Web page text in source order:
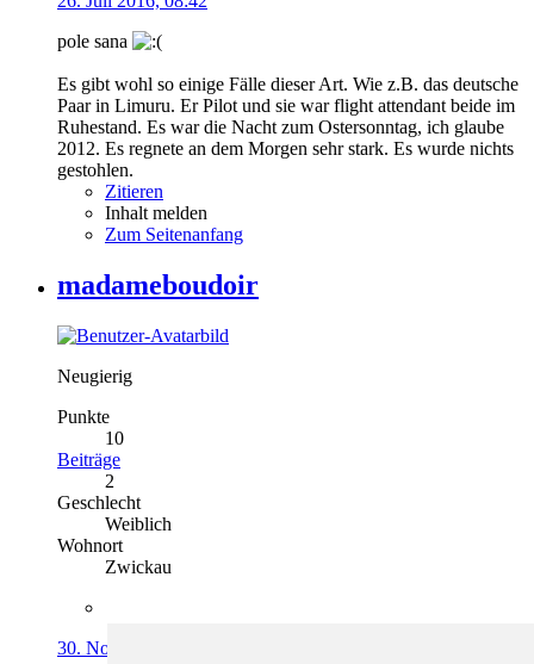
pole sana
Es gibt wohl so einige Fälle dieser Art. Wie z.B. das deutsche
Paar in Limuru. Er Pilot und sie war flight attendant beide im
Ruhestand. Es war die Nacht zum Ostersonntag, ich glaube
2012. Es regnete an dem Morgen sehr stark. Es wurde nichts
gestohlen.
Zitieren
Inhalt melden
Zum Seitenanfang
madameboudoir
Neugierig
Punkte
10
Beiträge
2
Geschlecht
Weiblich
Wohnort
Zwickau
30. November 2016, 12:03